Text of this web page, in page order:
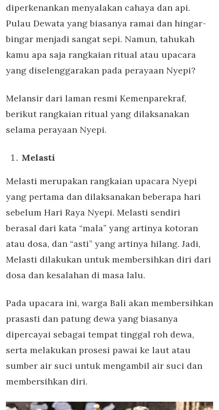
diperkenankan menyalakan cahaya dan api.
Pulau Dewata yang biasanya ramai dan hingar-
bingar menjadi sangat sepi. Namun, tahukah
kamu apa saja rangkaian ritual atau upacara
yang diselenggarakan pada perayaan Nyepi?
Melansir dari laman resmi Kemenparekraf,
berikut rangkaian ritual yang dilaksanakan
selama perayaan Nyepi.
Melasti
Melasti merupakan rangkaian upacara Nyepi
yang pertama dan dilaksanakan beberapa hari
sebelum Hari Raya Nyepi. Melasti sendiri
berasal dari kata “mala” yang artinya kotoran
atau dosa, dan “asti” yang artinya hilang. Jadi,
Melasti dilakukan untuk membersihkan diri dari
dosa dan kesalahan di masa lalu.
Pada upacara ini, warga Bali akan membersihkan
prasasti dan patung dewa yang biasanya
dipercayai sebagai tempat tinggal roh dewa,
serta melakukan prosesi pawai ke laut atau
sumber air suci untuk mengambil air suci dan
membersihkan diri.